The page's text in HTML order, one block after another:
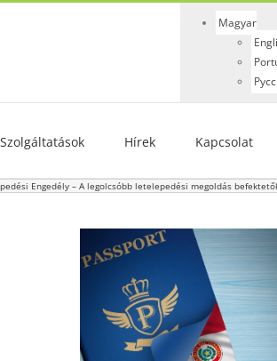
Magyar
Szolgáltatások Hírek Kapcsolat
Engedély – A legolcsóbb letelepedési megoldás